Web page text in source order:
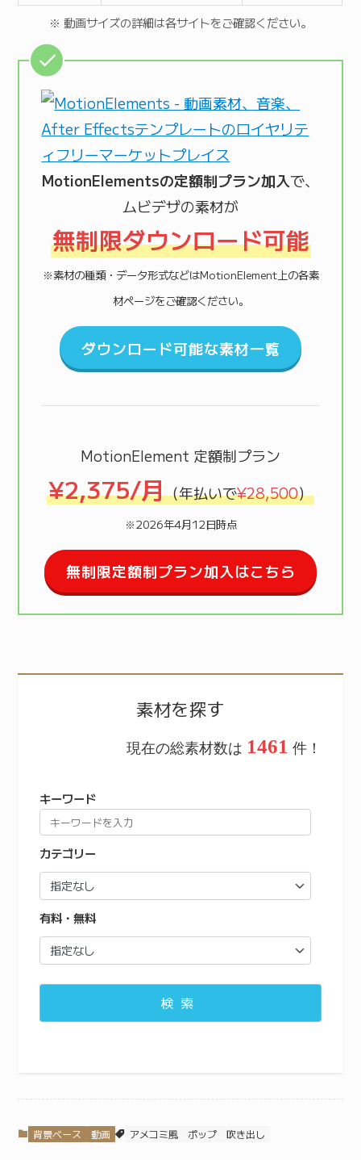
※ 動画サイズの詳細は各サイトをご確認ください。
MotionElementsの定額制プラン加入で、
ムビデザの素材が
無制限ダウンロード可能
※素材の種類・データ形式などはMotionElement上の各素
材ページをご確認ください。
ダウンロード可能な素材一覧
MotionElement 定額制プラン
¥2,375/月（年払いで¥28,500）
※2026年4月12日時点
無制限定額制プラン加入はこちら
素材を探す
現在の総素材数は 1461 件！
キーワード
カテゴリー
有料・無料
検索
背景ベース 動画 アメコミ風 ポップ 吹き出し